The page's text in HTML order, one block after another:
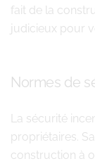
fait de la
judicieux pour
Normes de
La sécurité
propriétaires.
construction à